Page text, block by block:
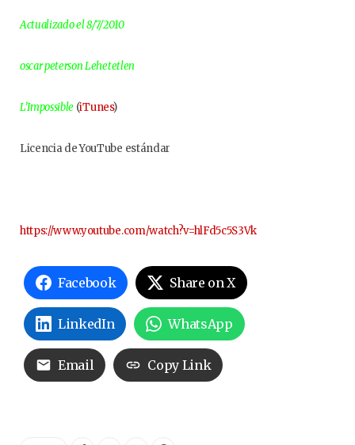
Actualizado el 8/7/2010
oscar peterson Lehetetlen
L’Impossible (iTunes)
Licencia de YouTube estándar
https://www.youtube.com/watch?v=hlFd5c5S3Vk
Facebook Share on X
LinkedIn WhatsApp
Email Copy Link